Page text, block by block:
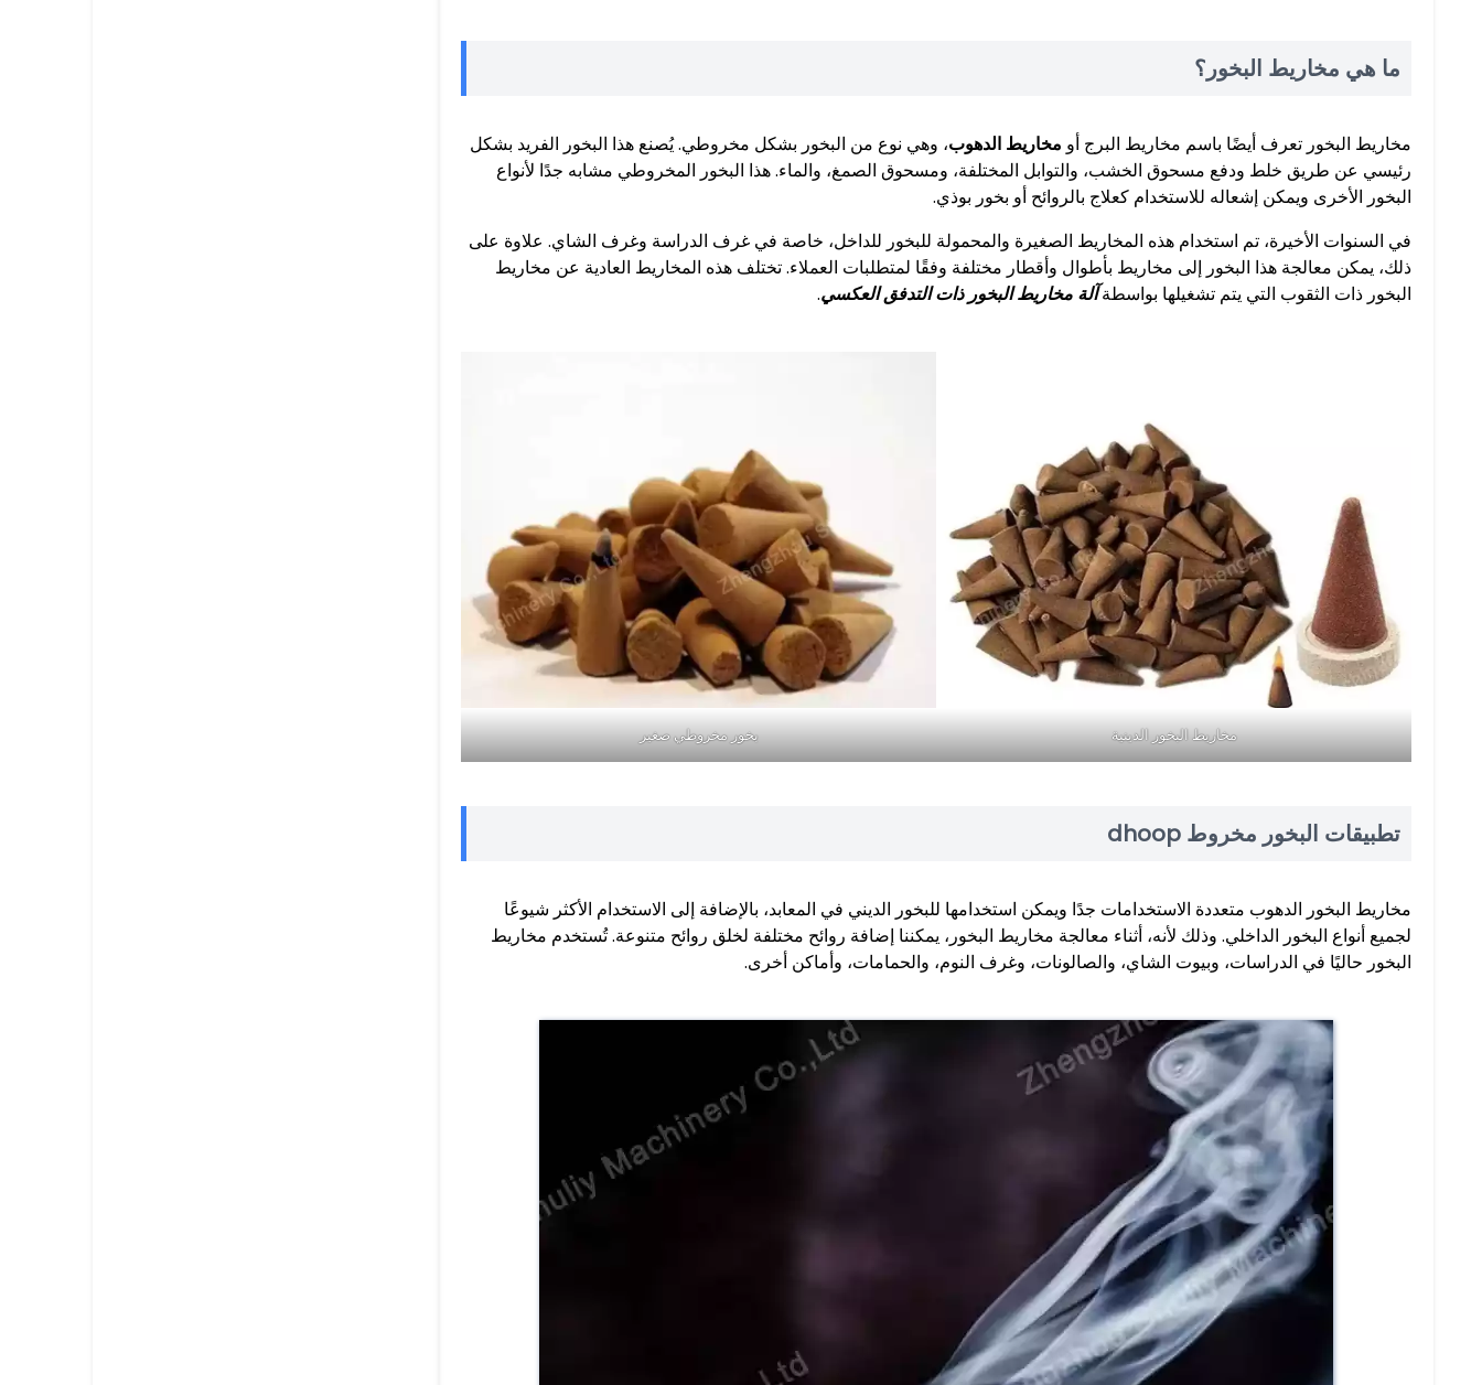
ما هي مخاريط البخور؟
مخاريط البخور تعرف أيضًا باسم مخاريط البرج أو مخاريط الدهوب، وهي نوع من البخور بشكل مخروطي. يُصنع هذا البخور الفريد بشكل
رئيسي عن طريق خلط ودفع مسحوق الخشب، والتوابل المختلفة، ومسحوق الصمغ، والماء. هذا البخور المخروطي مشابه جدًا لأنواع
البخور الأخرى ويمكن إشعاله للاستخدام كعلاج بالروائح أو بخور بوذي.
في السنوات الأخيرة، تم استخدام هذه المخاريط الصغيرة والمحمولة للبخور للداخل، خاصة في غرف الدراسة وغرف الشاي. علاوة على
ذلك، يمكن معالجة هذا البخور إلى مخاريط بأطوال وأقطار مختلفة وفقًا لمتطلبات العملاء. تختلف هذه المخاريط العادية عن مخاريط
البخور ذات الثقوب التي يتم تشغيلها بواسطةآلة مخاريط البخور ذات التدفق العكسي.
مخاريط البخور الدينية بخور مخروطي صغير
تطبيقات البخور مخروط dhoop
مخاريط البخور الدهوب متعددة الاستخدامات جدًا ويمكن استخدامها للبخور الديني في المعابد، بالإضافة إلى الاستخدام الأكثر شيوعًا
لجميع أنواع البخور الداخلي. وذلك لأنه، أثناء معالجة مخاريط البخور، يمكننا إضافة روائح مختلفة لخلق روائح متنوعة. تُستخدم مخاريط
البخور حاليًا في الدراسات، وبيوت الشاي، والصالونات، وغرف النوم، والحمامات، وأماكن أخرى.